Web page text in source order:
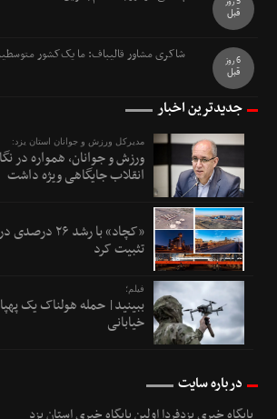
قبل
شاکری مشاور قالیباف: ما یک‌کشور
6 روز
قبل
جدیدترین اخبار
مدیرکل ورزش و جوانان استان یزد:
ورزش و جوانان، همواره در
انقلاب جایگاهی ویژه داشت
«کچاد» با رشد
تثبیت کرد
فیلم؛
ببینید| حمله هولناک یک
خیابانی
درباره سایت